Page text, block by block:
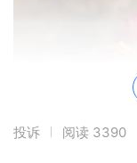
投诉 阅读 3390